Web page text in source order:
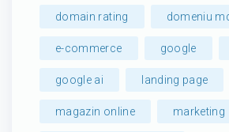
domain rating domeniu
e-commerce google
google ai landing page
magazin online marketing